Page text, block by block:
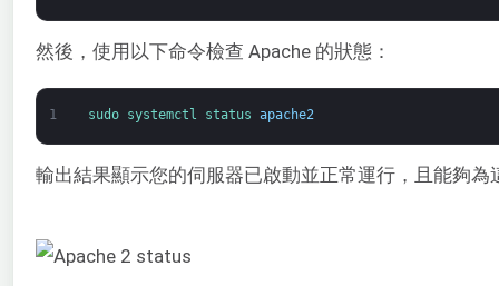
然後，使用以下命令檢查 Apache 的狀態：
1 sudo systemctl status apache2
輸出結果顯示您的伺服器已啟動並正常運行，且能夠為